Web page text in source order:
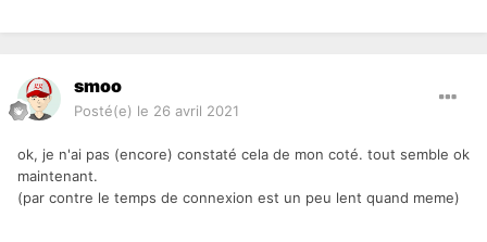
smoo
Posté(e) le 26 avril 2021
ok, je n'ai pas (encore) constaté cela de mon coté. tout semble ok
maintenant.
(par contre le temps de connexion est un peu lent quand meme)